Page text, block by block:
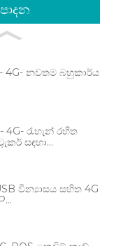
4G- නවතම බහුකාර්ය
4G- රැහැන් රහිත
සඳහා...
වින්‍යාසය සහිත 4G